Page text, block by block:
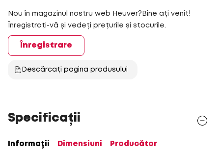
Nou în magazinul nostru web Heuver?Bine ați venit!
Înregistrați-vă și vedeți prețurile și stocurile.
Înregistrare
Descărcați pagina produsului
Specificații
Informații Dimensiuni Producător